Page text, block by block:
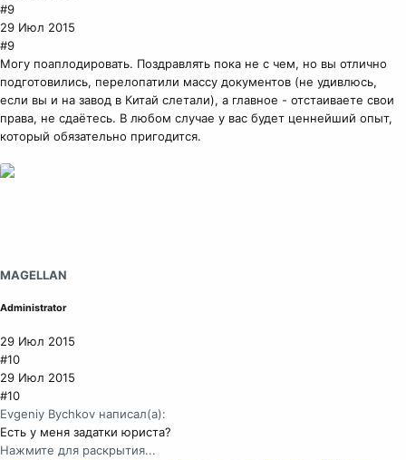
#9
29 Июл 2015
#9
Могу поаплодировать. Поздравлять пока не с чем, но вы отлично
подготовились, перелопатили массу документов (не удивлюсь,
если вы и на завод в Китай слетали), а главное - отстаиваете свои
права, не сдаётесь. В любом случае у вас будет ценнейший опыт,
который обязательно пригодится.
MAGELLAN
Administrator
29 Июл 2015
#10
29 Июл 2015
#10
Evgeniy Bychkov написал(а):
Есть у меня задатки юриста?
Нажмите для раскрытия...